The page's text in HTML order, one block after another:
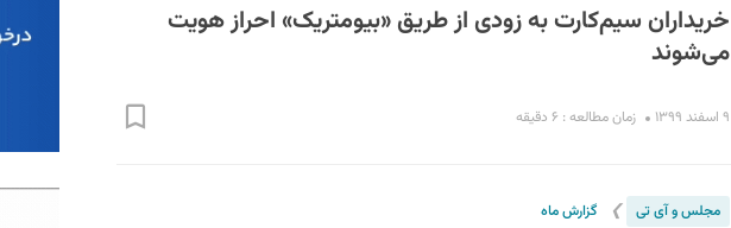
خریداران سیم‌کارت به زودی از طریق «بیومتریک» احراز هویت
می‌شوند
۹ اسفند ۱۳۹۹ زمان مطالعه : ۶ دقیقه
مجلس و آی تی ❯ گزارش ماه